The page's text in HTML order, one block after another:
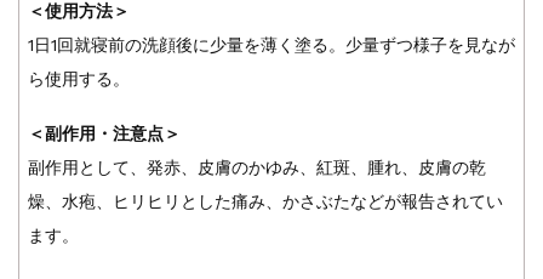
＜使用方法＞
1日1回就寝前の洗顔後に少量を薄く塗る。少量ずつ様子を見なが
ら使用する。
＜副作用・注意点＞
副作用として、発赤、皮膚のかゆみ、紅斑、腫れ、皮膚の乾
燥、水疱、ヒリヒリとした痛み、かさぶたなどが報告されてい
ます。